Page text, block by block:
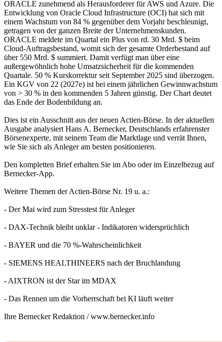
ORACLE zunehmend als Herausforderer für AWS und Azure. Die
Entwicklung von Oracle Cloud Infrastructure (OCI) hat sich mit
einem Wachstum von 84 % gegenüber dem Vorjahr beschleunigt,
getragen von der ganzen Breite der Unternehmenskunden.
ORACLE meldete im Quartal ein Plus von rd. 30 Mrd. $ beim
Cloud-Auftragsbestand, womit sich der gesamte Orderbestand auf
über 550 Mrd. $ summiert. Damit verfügt man über eine
außergewöhnlich hohe Umsatzsicherheit für die kommenden
Quartale. 50 % Kurskorrektur seit September 2025 sind überzogen.
Ein KGV von 22 (2027e) ist bei einem jährlichen Gewinnwachstum
von > 30 % in den kommenden 5 Jahren günstig. Der Chart deutet
das Ende der Bodenbildung an.
Dies ist ein Ausschnitt aus der neuen Actien-Börse. In der aktuellen
Ausgabe analysiert Hans A. Bernecker, Deutschlands erfahrenster
Börsenexperte, mit seinem Team die Marktlage und verrät Ihnen,
wie Sie sich als Anleger am besten positionieren.
Den kompletten Brief erhalten Sie im Abo oder im Einzelbezug auf
Bernecker-App.
Weitere Themen derActien-Börse Nr. 19 u. a.:
- Der Mai wird zum Stresstest für Anleger
- DAX-Technik bleibt unklar - Indikatoren widersprüchlich
- BAYER und die 70 %-Wahrscheinlichkeit
- SIEMENS HEALTHINEERS nach der Bruchlandung
- AIXTRON ist der Star im MDAX
- Das Rennen um die Vorherrschaft bei KI läuft weiter
Ihre Bernecker Redaktion /www.bernecker.info